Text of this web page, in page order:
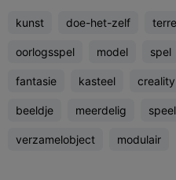
kunst doe-het-zelf
oorlogsspel model spel
fantasie kasteel
beeldje meerdelig
verzamelobject modulair